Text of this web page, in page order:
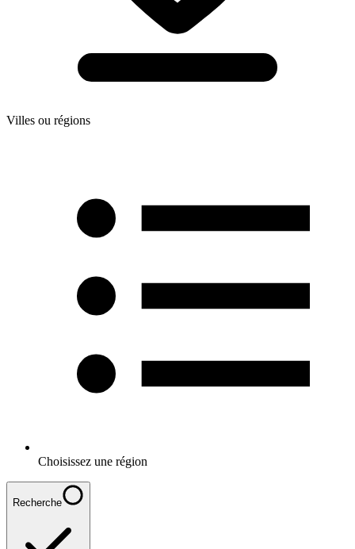
Villes ou régions
Choisissez une région
Recherche